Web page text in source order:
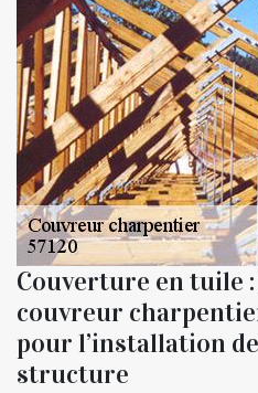
Couverture en tuile
couvreur
pour l’installation
structure